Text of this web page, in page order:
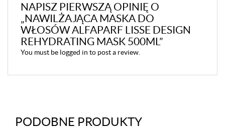
NAPISZ PIERWSZĄ OPINIĘ O
„NAWILŻAJĄCA MASKA DO
WŁOSÓW ALFAPARF LISSE DESIGN
REHYDRATING MASK 500ML”
You must be logged in to post a review.
PODOBNE PRODUKTY